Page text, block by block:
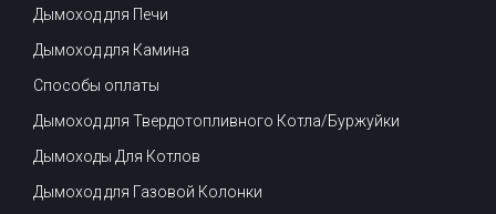
Дымоход для Печи
Дымоход для Камина
Способы оплаты
Дымоход для Твердотопливного Котла/Буржуйки
Дымоходы Для Котлов
Дымоход для Газовой Колонки